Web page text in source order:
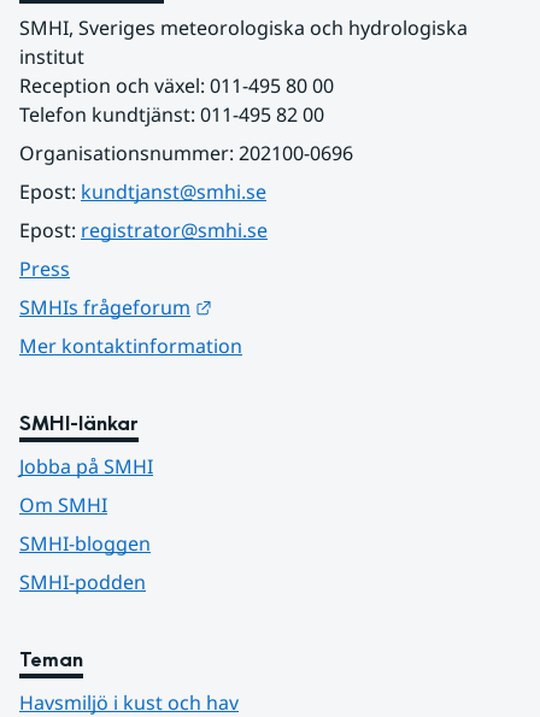
SMHI, Sveriges meteorologiska och hydrologiska
institut
Reception och växel: 011-495 80 00
Telefon kundtjänst: 011-495 82 00
Organisationsnummer: 202100-0696
Epost: kundtjanst@smhi.se
Epost: registrator@smhi.se
Press
SMHIs frågeforum
Mer kontaktinformation
SMHI-länkar
Jobba på SMHI
Om SMHI
SMHI-bloggen
SMHI-podden
Teman
Havsmiljö i kust och hav